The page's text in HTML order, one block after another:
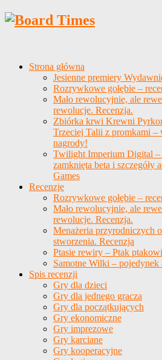
Strona główna
Jesienne premiery
Rozrywkowe gołębie –
Mało rewolucyjnie, ale
rewolucje. Recenzja.
Zbiórka krwi Krewni
Trzeciej Talii z promkami –
nagrody!
Twilight Imperium Digital –
zamknięta beta i szczegóły
Games
Recenzje
Rozrywkowe gołębie –
Mało rewolucyjnie, ale
rewolucje. Recenzja.
Menażeria przyrodniczych
stworzenia. Recenzja
Ptasie rewiry – Ptak
Samotne Wilki – pojedynek
Spis recenzji
Gry dla dzieci
Gry dla jednego gracza
Gry dla początkujących
Gry ekonomiczne
Gry imprezowe
Gry karciane
Gry kooperacyjne